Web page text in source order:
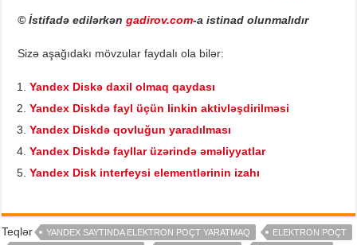
© İstifadə edilərkəngadirov.com-a istinad olunmalıdır
Sizə aşağıdakı mövzular faydalı ola bilər:
Yandex Diskə daxil olmaq qaydası
Yandex Diskdə fayl üçün linkin aktivləşdirilməsi
Yandex Diskdə qovluğun yaradılması
Yandex Diskdə fayllar üzərində əməliyyatlar
Yandex Disk interfeysi elementlərinin izahı
Teqlər YANDEX SAYTINDA ELEKTRON POÇT YARATMAQ ELEKTRON POÇT